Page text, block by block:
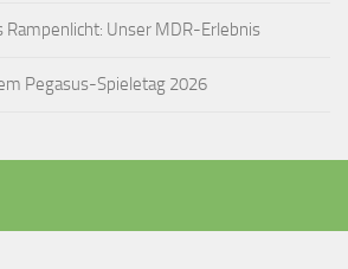
Rampenlicht: Unser MDR-Erlebnis
Pegasus-Spieletag 2026